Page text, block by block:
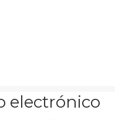
electrónico